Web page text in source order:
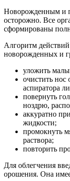
Новорожденным и
осторожно. Все
сформированы
Алгоритм
новорожденных и
уложить
очистить нос
аспиратора
повернуть
ноздрю,
аккуратно
жидкости;
промокнуть
раствора;
повторить
Для облегчения
орошения. Она